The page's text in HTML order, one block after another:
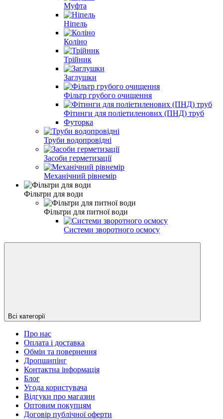
Муфта
Ніпель
Коліно
Трійник
Заглушки
Фільтр грубого очищення
Фітинги для поліетиленових (ПНД) труб
Футорка
Труби водопровідні
Засоби герметизації
Механічний рівнемір
Фільтри для води
Фільтри для питної води
Системи зворотного осмосу
Всі категорії
Про нас
Оплата і доставка
Обмін та повернення
Дропшипінг
Контактна інформація
Блог
Угода користувача
Відгуки про магазин
Оптовим покупцям
Договір публічної оферти